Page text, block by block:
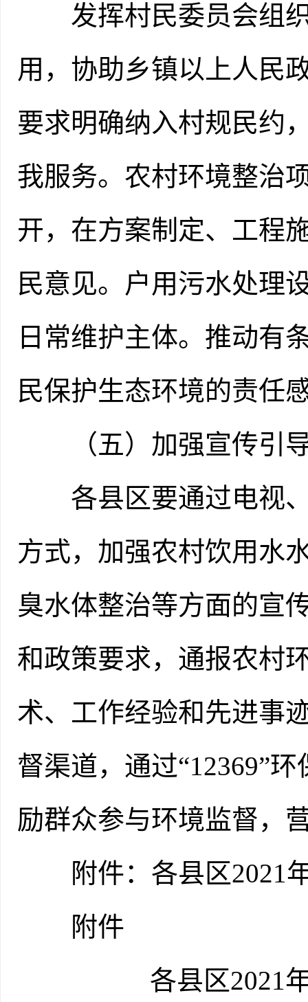
发挥村民委员会组织
用，协助乡镇以上人民
要求明确纳入村规民约
我服务。农村环境整治
开，在方案制定、工程
民意见。户用污水处理
日常维护主体。推动有
民保护生态环境的责任
（五）加强宣传引
各县区要通过电视、
方式，加强农村饮用水
臭水体整治等方面的宣
和政策要求，通报农村
术、工作经验和先进事
督渠道，通过“12369”
励群众参与环境监督，
附件：各县区2021年
附件
各县区2021年